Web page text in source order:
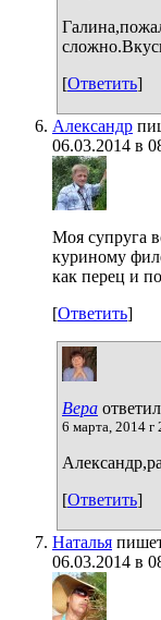
[Ответить]
Александр
06.03.2014 в
Моя супруга
куриному
как перец и
[Ответить]
Вера
6 марта, 2014 г
[Ответить]
Наталья
06.03.2014 в